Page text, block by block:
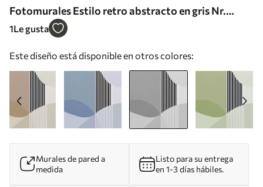
Fotomurales Estilo retro abstracto en gris Nr.
u74075v2
1Le gusta
Este diseño está disponible en otros colores:
Murales de pared a
medida
Listo para su entrega
en 1-3 días hábiles.